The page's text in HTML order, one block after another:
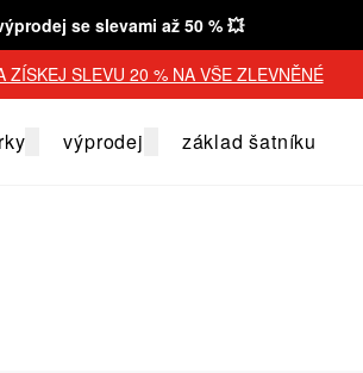
se slevami až 50 % 💥
ZÍSKEJ SLEVU 20 % NA VŠE ZLEVNĚNÉ
výprodej základ šatníku